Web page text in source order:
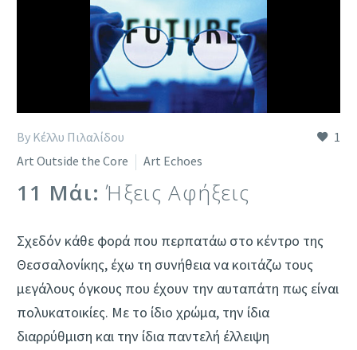
1
By Κέλλυ Πιλαλίδου
Art Outside the Core
Art Echoes
11 Μάι:Ήξεις Αφήξεις
Σχεδόν κάθε φορά που περπατάω στο κέντρο της
Θεσσαλονίκης, έχω τη συνήθεια να κοιτάζω τους
μεγάλους όγκους που έχουν την αυταπάτη πως είναι
πολυκατοικίες. Με το ίδιο χρώμα, την ίδια
διαρρύθμιση και την ίδια παντελή έλλειψη